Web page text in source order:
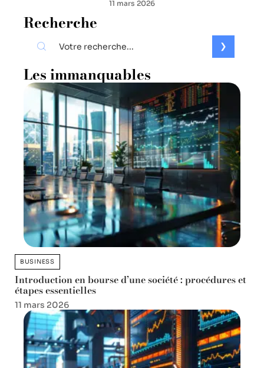
11 mars 2026
Recherche
Les immanquables
BUSINESS
Introduction en bourse d’une société : procédures et
étapes essentielles
11 mars 2026